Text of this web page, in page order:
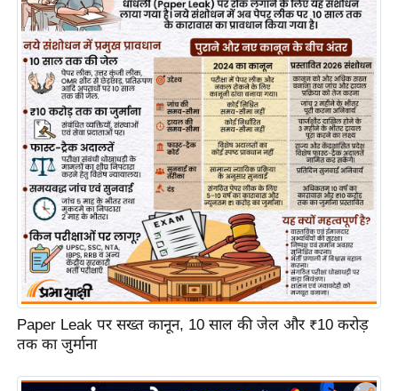
स्खे
प
र्य
ट
न
स्थ
ल
फि
ट
ने
स
मं
त्रा
रि
ले
Paper Leak पर सख्त कानून, 10 साल की जेल और ₹10 करोड़
तक का जुर्माना